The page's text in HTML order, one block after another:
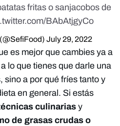
fritas o sanjacobos de
BAbAtjgyCo
July 29, 2022
es mejor que cambies ya a
lo que tienes que darle una
sino a por qué fríes tanto y
en general. Si estás
culinarias y
de grasas crudas o